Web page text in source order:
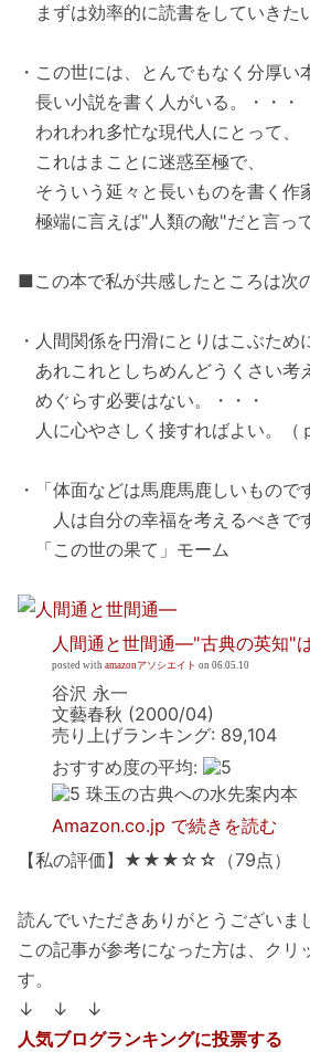
まずは効率的に読書をしていきた
・この世には、とんでもなく分厚い
長い小説を書く人がいる。・・・
われわれ多忙な現代人にとって、
これはまことに迷惑至極で、
そういう延々と長いものを書く作
極端に言えば"人類の敵"だと言っ
■この本で私が共感したところは次
・人間関係を円滑にとりはこぶため
あれこれとしちめんどうくさい考
めぐらす必要はない。・・・
人に心やさしく接すればよい。（
・「体面などは馬鹿馬鹿しいもので
人は自分の幸福を考えるべきで
「この世の果て」モーム
人間通と世間通―"古典の英知"
posted withamazonアソシエイト on 06.05.10
谷沢 永一
文藝春秋 (2000/04)
売り上げランキング: 89,104
おすすめ度の平均:
珠玉の古典への水先案内本
Amazon.co.jp で続きを読む
【私の評価】★★★☆☆（79点）
読んでいただきありがとうございま
この記事が参考になった方は、クリ
す。
↓ ↓ ↓
人気ブログランキングに投票する